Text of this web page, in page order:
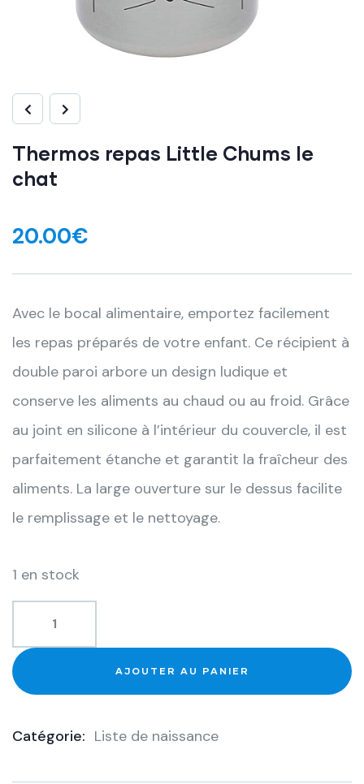
Thermos repas Little Chums le
chat
20.00€
Avec le bocal alimentaire, emportez facilement
les repas préparés de votre enfant. Ce récipient à
double paroi arbore un design ludique et
conserve les aliments au chaud ou au froid. Grâce
au joint en silicone à l’intérieur du couvercle, il est
parfaitement étanche et garantit la fraîcheur des
aliments. La large ouverture sur le dessus facilite
le remplissage et le nettoyage.
1 en stock
AJOUTER AU PANIER
Catégorie: Liste de naissance